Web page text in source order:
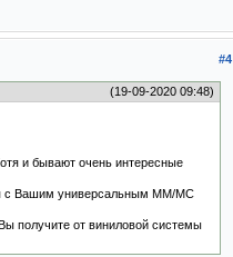
#4
(19-09-2020 09:48)
и бывают очень интересные
с Вашим универсальным MM/MC
получите от виниловой системы